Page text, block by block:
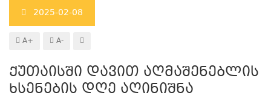
2025-02-08
A+ A-
ქუთაისში დავით აღმაშენებლის
ხსენების დღე აღინიშნა